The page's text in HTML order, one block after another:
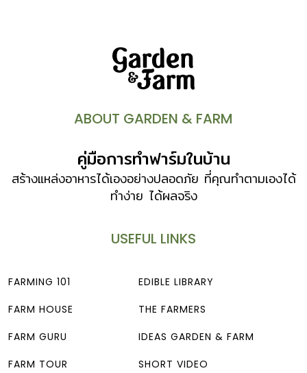
ABOUT GARDEN & FARM
คู่มือการทำฟาร์มในบ้าน
สร้างแหล่งอาหารได้เองอย่างปลอดภัย ที่คุณทำตามเองได้
ทำง่าย ได้ผลจริง
USEFUL LINKS
FARMING 101
FARM HOUSE
FARM GURU
FARM TOUR
EDIBLE LIBRARY
THE FARMERS
IDEAS GARDEN & FARM
SHORT VIDEO